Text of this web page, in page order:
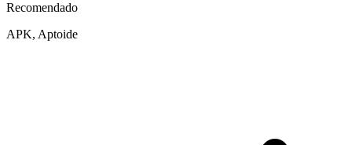
Recomendado
APK, Aptoide